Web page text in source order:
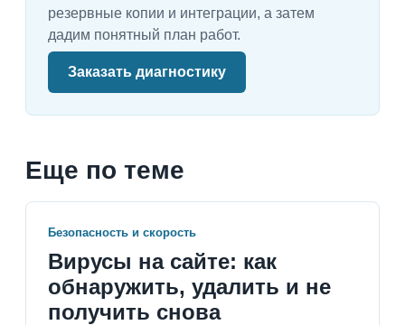
резервные копии и интеграции, а затем
дадим понятный план работ.
Заказать диагностику
Еще по теме
Безопасность и скорость
Вирусы на сайте: как
обнаружить, удалить и не
получить снова